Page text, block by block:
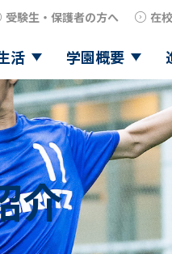
受験生・保護者の方へ 在
活 学園概要
介